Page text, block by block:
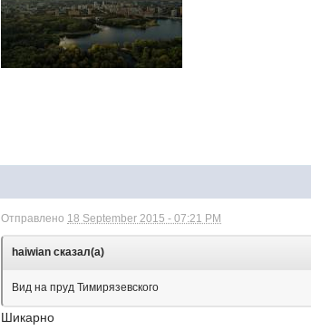
Отправлено 18 September 2015 - 07:21 PM
haiwian сказал(а)
Вид на пруд Тимирязевского
Шикарно